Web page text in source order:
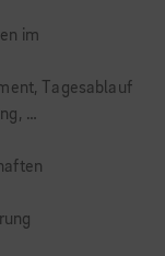
im
Tagesablauf
…